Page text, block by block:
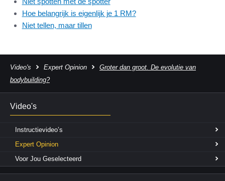
Hoe belangrijk is eigenlijk je 1 RM?
Niet tellen, maar tillen
Video's Expert Opinion
Groter dan groot. De evolutie van
bodybuilding?
Video's
Instructievideo’s
Expert Opinion
Voor Jou Geselecteerd